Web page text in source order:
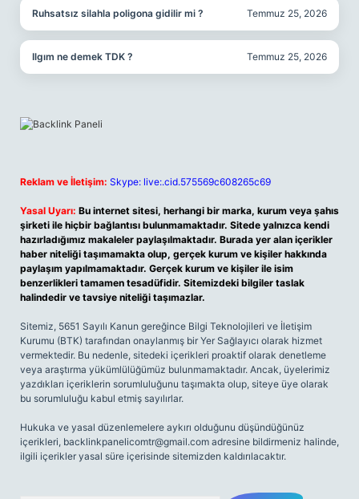
Ruhsatsız silahla poligona gidilir mi ? Temmuz 25, 2026
Ilgım ne demek TDK ? Temmuz 25, 2026
Reklam ve İletişim: Skype: live:.cid.575569c608265c69
Yasal Uyarı: Bu internet sitesi, herhangi bir marka, kurum veya şahıs
şirketi ile hiçbir bağlantısı bulunmamaktadır. Sitede yalnızca kendi
hazırladığımız makaleler paylaşılmaktadır. Burada yer alan içerikler
haber niteliği taşımamakta olup, gerçek kurum ve kişiler hakkında
paylaşım yapılmamaktadır. Gerçek kurum ve kişiler ile isim
benzerlikleri tamamen tesadüfidir. Sitemizdeki bilgiler taslak
halindedir ve tavsiye niteliği taşımazlar.
Sitemiz, 5651 Sayılı Kanun gereğince Bilgi Teknolojileri ve İletişim
Kurumu (BTK) tarafından onaylanmış bir Yer Sağlayıcı olarak hizmet
vermektedir. Bu nedenle, sitedeki içerikleri proaktif olarak denetleme
veya araştırma yükümlülüğümüz bulunmamaktadır. Ancak, üyelerimiz
yazdıkları içeriklerin sorumluluğunu taşımakta olup, siteye üye olarak
bu sorumluluğu kabul etmiş sayılırlar.
Hukuka ve yasal düzenlemelere aykırı olduğunu düşündüğünüz
içerikleri, backlinkpanelicomtr@gmail.com adresine bildirmeniz halinde,
ilgili içerikler yasal süre içerisinde sitemizden kaldırılacaktır.